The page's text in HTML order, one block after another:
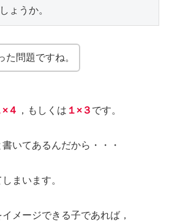
ょうか。
た問題ですね。
×４ ，もしくは １×３ です。
いてあるんだから・・・
まいます。
メージできる子であれば，